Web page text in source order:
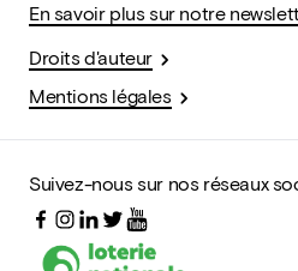
En savoir plus sur notre
Droits d'auteur
Mentions légales
Suivez-nous sur nos réseaux